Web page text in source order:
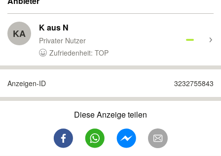
KA K aus N
Privater Nutzer
Zufriedenheit: TOP
Anzeigen-ID 3232755843
Diese Anzeige teilen